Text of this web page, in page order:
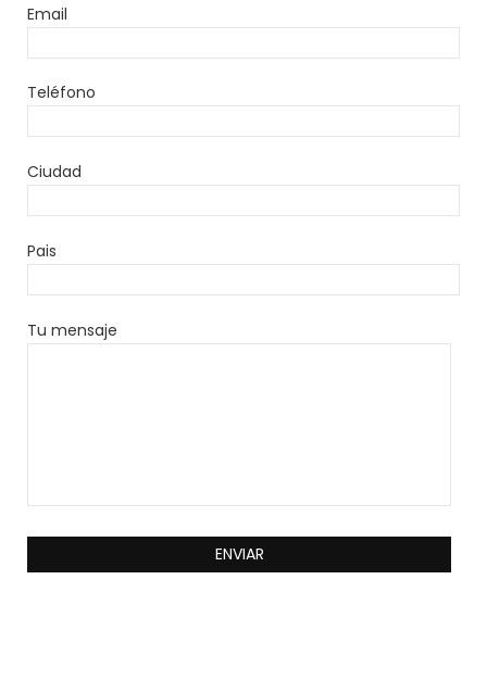
Email
Teléfono
Ciudad
Pais
Tu mensaje